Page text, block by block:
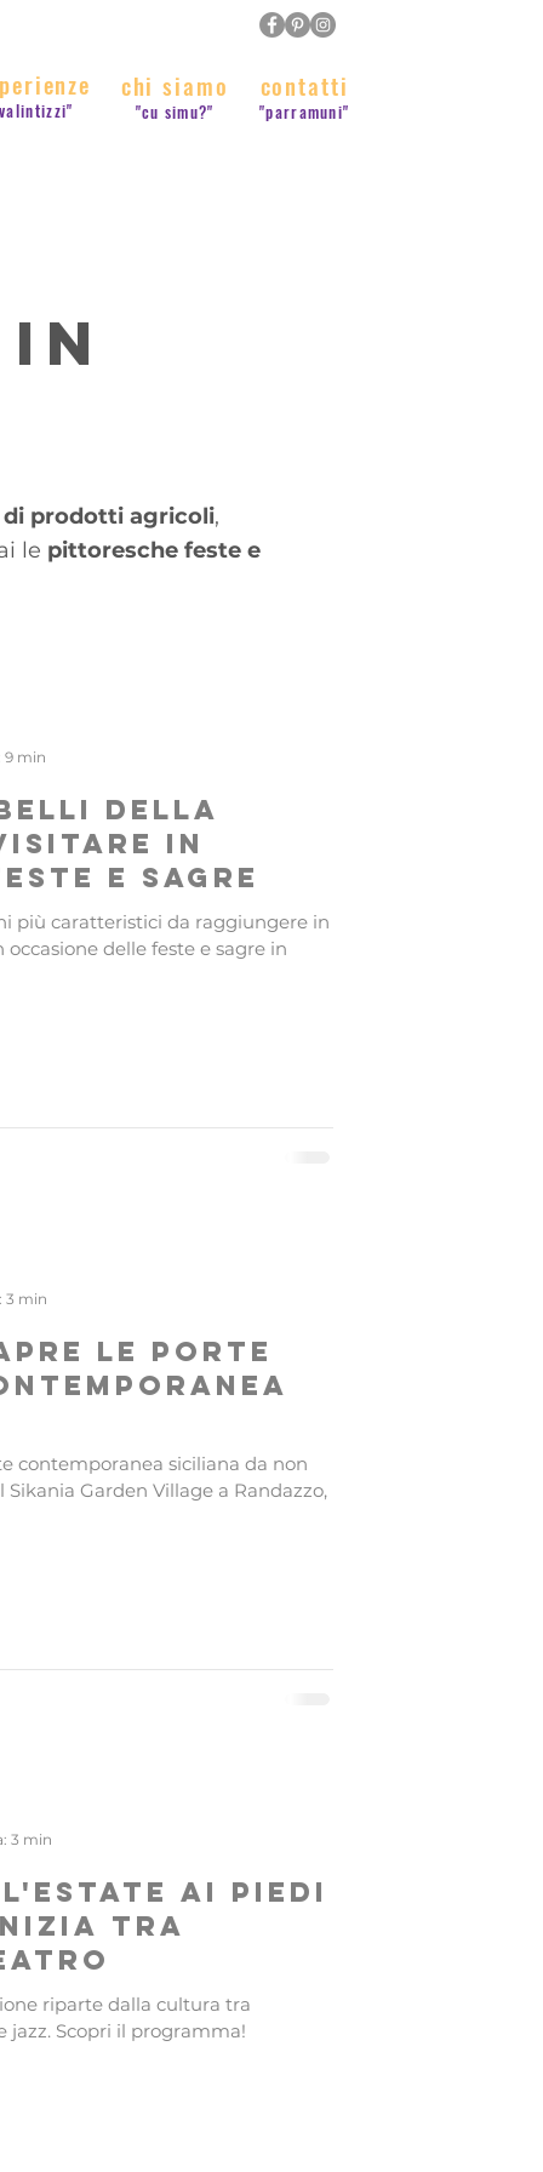
chi siamo
"cu simu?"
contatti
"parramuni"
di prodotti agricoli,
le pittoresche feste e
belli della
in
e sagre
più caratteristici da raggiungere in
delle feste e sagre in
9 min
le porte
contemporanea siciliana da non
Garden Village a Randazzo,
3 min
l'estate ai piedi
tra
riparte dalla cultura tra
jazz. Scopri il programma!
3 min